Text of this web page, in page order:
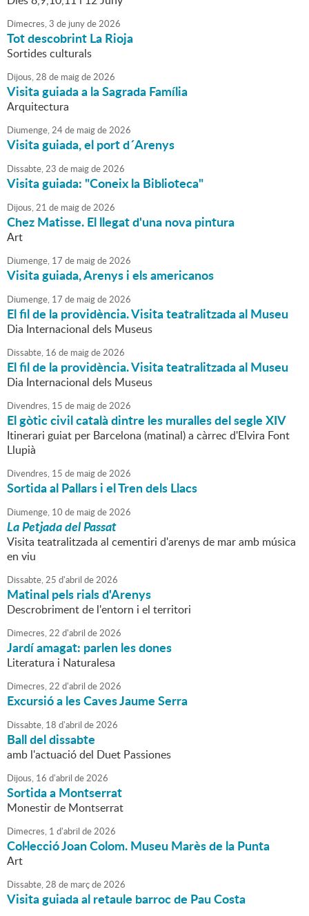
Dimecres,3 de junyde2026
Tot descobrint La Rioja
Sortides culturals
Dijous,28 de maigde2026
Visita guiada a la Sagrada Família
Arquitectura
Diumenge,24de maigde2026
Visita guiada, el port d´Arenys
Dissabte,23 de maigde2026
Visita guiada: "Coneix la Biblioteca"
Dijous,21 de maigde2026
Chez Matisse. El llegat d'una nova pintura
Art
Diumenge, 17 de maigde2026
Visita guiada, Arenys i els americanos
Diumenge, 17 de maigde2026
El fil de la providència. Visita teatralitzada al Museu
Dia Internacional dels Museus
Dissabte, 16 de maigde2026
El fil de la providència. Visita teatralitzada al Museu
Dia Internacional dels Museus
Divendres, 15 de maigde2026
El gòtic civil català dintre les muralles del segle XIV
Itinerari guiat per Barcelona (matinal) a càrrec d'Elvira Font
Llupià
Divendres, 15 de maigde2026
Sortida al Pallars i el Tren dels Llacs
Diumenge, 10 de maigde2026
La Petjada del Passat
Visita teatralitzada al cementiri d'arenys de mar amb música
en viu
Dissabte,25 d'abril de2026
Matinal pels rials d'Arenys
Descrobriment de l'entorn i el territori
Dimecres,22 d'abril de2026
Jardí amagat: parlen les dones
Literatura i Naturalesa
Dimecres,22 d'abril de2026
Excursió a les Caves Jaume Serra
Dissabte, 18 d'abril de2026
Ball del dissabte
amb l'actuació del Duet Passiones
Dijous, 16 d'abril de2026
Sortida a Montserrat
Monestir de Montserrat
Dimecres, 1 d'abril de2026
Col·lecció Joan Colom. Museu Marès de la Punta
Art
Dissabte,28 de marçde2026
Visita guiada al retaule barroc de Pau Costa